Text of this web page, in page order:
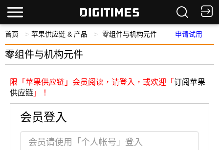
首页 苹果供应链 & 产品 零组件与机构元件 申请试用
零组件与机构元件
限「苹果供应链」会员阅读，请登入，或欢迎「 订阅苹果
供应链 」！
会员登入